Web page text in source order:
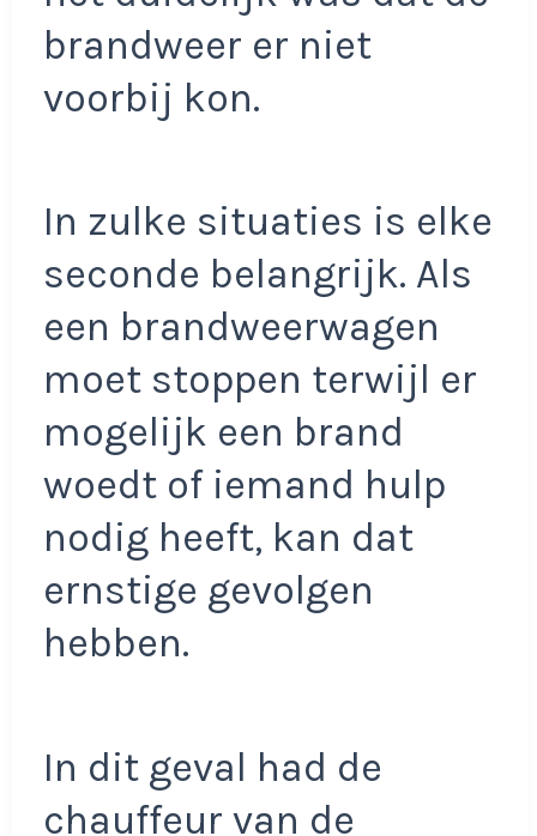
brandweer er niet
voorbij kon.
In zulke situaties is elke
seconde belangrijk. Als
een brandweerwagen
moet stoppen terwijl er
mogelijk een brand
woedt of iemand hulp
nodig heeft, kan dat
ernstige gevolgen
hebben.
In dit geval had de
chauffeur van de